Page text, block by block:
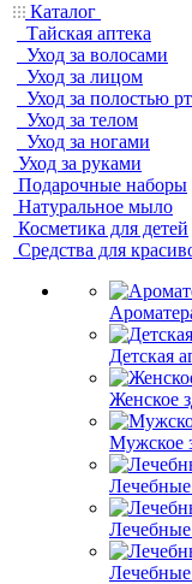
Каталог
Тайская аптека
Уход за волосами
Уход за лицом
Уход за полостью
Уход за телом
Уход за ногами
Уход за руками
Подарочные наборы
Натуральное мыло
Косметика для детей
Средства для
Детская
Женское
Мужское